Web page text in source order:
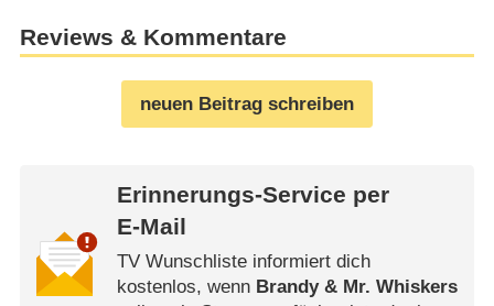
Reviews & Kommentare
neuen Beitrag schreiben
Erinnerungs-Service per
E-Mail
TV Wunschliste informiert dich
kostenlos, wenn Brandy & Mr. Whiskers